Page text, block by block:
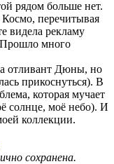
рядом больше нет.
перечитывая
видела рекламу
Прошло много
отливант Дюны, но
прикоснуться). В
которая мучает
солнце, моё небо). И
коллекции.
сохранена.